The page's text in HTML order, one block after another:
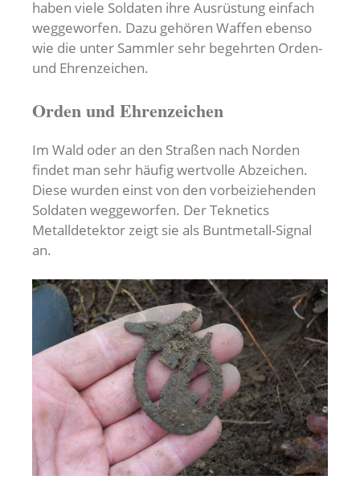
haben viele Soldaten ihre Ausrüstung einfach
weggeworfen. Dazu gehören Waffen ebenso
wie die unter Sammler sehr begehrten Orden-
und Ehrenzeichen.
Orden und Ehrenzeichen
Im Wald oder an den Straßen nach Norden
findet man sehr häufig wertvolle Abzeichen.
Diese wurden einst von den vorbeiziehenden
Soldaten weggeworfen. Der Teknetics
Metalldetektor zeigt sie als Buntmetall-Signal
an.